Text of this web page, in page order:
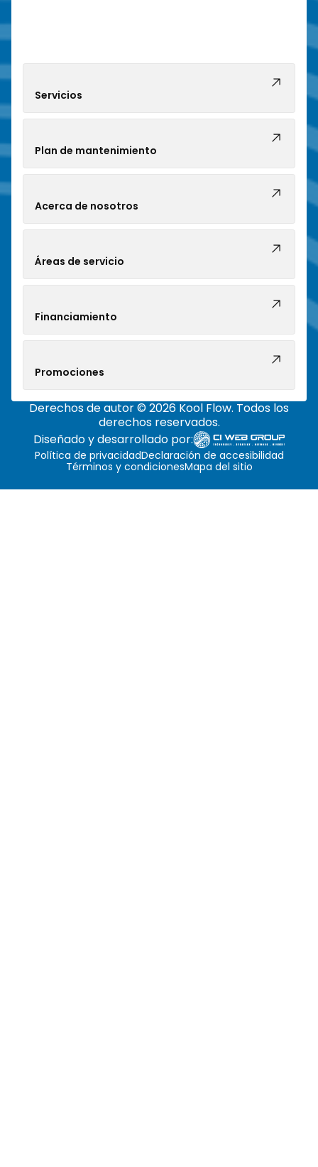
Servicios
Plan de mantenimiento
Acerca de nosotros
Áreas de servicio
Financiamiento
Promociones
Derechos de autor © 2026 Kool Flow. Todos los
derechos reservados.
Diseñado y desarrollado por:
Política de privacidadDeclaración de accesibilidad
Términos y condicionesMapa del sitio